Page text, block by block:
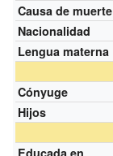
Causa de muerte
Nacionalidad
Lengua materna
Cónyuge
Hijos
Educada en